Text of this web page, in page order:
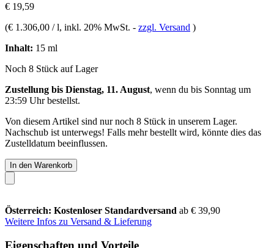
€ 19,59
(€ 1.306,00 / l, inkl. 20% MwSt. - zzgl. Versand )
Inhalt: 15 ml
Noch 8 Stück auf Lager
Zustellung bis Dienstag, 11. August, wenn du bis Sonntag um
23:59 Uhrbestellst.
Von diesem Artikel sind nur noch 8 Stück in unserem Lager.
Nachschub ist unterwegs! Falls mehr bestellt wird, könnte dies das
Zustelldatum beeinflussen.
In den Warenkorb
Österreich: Kostenloser Standardversand ab € 39,90
Weitere Infos zu Versand & Lieferung
Eigenschaften und Vorteile